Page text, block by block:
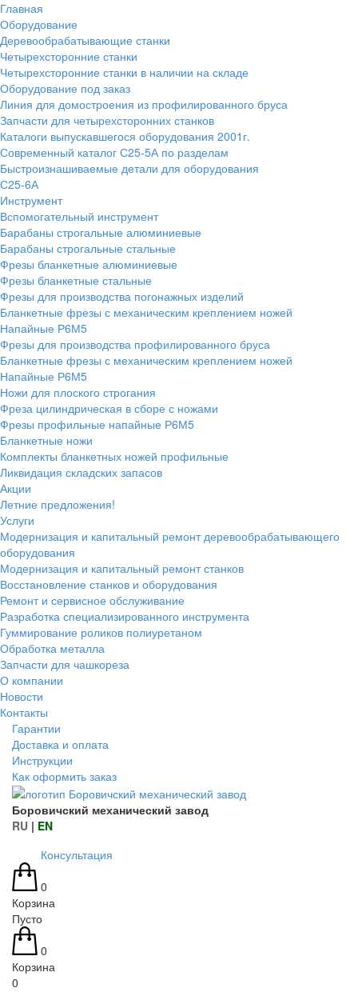
Главная
Оборудование
Деревообрабатывающие станки
Четырехсторонние станки
Четырехсторонние станки в наличии на складе
Оборудование под заказ
Линия для домостроения из профилированного бруса
Запчасти для четырехсторонних станков
Каталоги выпускавшегося оборудования 2001г.
Современный каталог С25-5А по разделам
Быстроизнашиваемые детали для оборудования
С25-6А
Инструмент
Вспомогательный инструмент
Барабаны строгальные алюминиевые
Барабаны строгальные стальные
Фрезы бланкетные алюминиевые
Фрезы бланкетные стальные
Фрезы для производства погонажных изделий
Бланкетные фрезы с механическим креплением ножей
Напайные Р6М5
Фрезы для производства профилированного бруса
Бланкетные фрезы с механическим креплением ножей
Напайные Р6М5
Ножи для плоского строгания
Фреза цилиндрическая в сборе с ножами
Фрезы профильные напайные Р6М5
Бланкетные ножи
Комплекты бланкетных ножей профильные
Ликвидация складских запасов
Акции
Летние предложения!
Услуги
Модернизация и капитальный ремонт деревообрабатывающего
оборудования
Модернизация и капитальный ремонт станков
Восстановление станков и оборудования
Ремонт и сервисное обслуживание
Разработка специализированного инструмента
Гуммирование роликов полиуретаном
Обработка металла
Запчасти для чашкореза
О компании
Новости
Контакты
Гарантии
Доставка и оплата
Инструкции
Как оформить заказ
Боровичский механический завод
RU | EN
Консультация
0
Корзина
Пусто
0
Корзина
0